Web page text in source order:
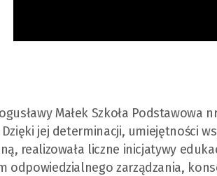
Małek Szkoła Podstawowa
jej determinacji, umiejętności
realizowała liczne inicjatywy
odpowiedzialnego zarządzania,